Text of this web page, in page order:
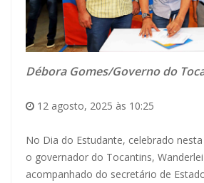
Débora Gomes/Governo do
12 agosto, 2025 às 10:25
No Dia do Estudante, celebrado
o governador do Tocantins,
acompanhado do secretário de